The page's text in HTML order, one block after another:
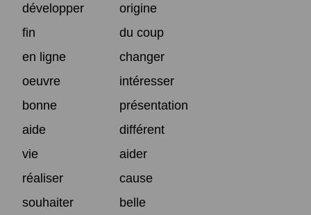
développer
origine
fin
du coup
en ligne
changer
oeuvre
intéresser
bonne
présentation
aide
différent
vie
aider
réaliser
cause
souhaiter
belle